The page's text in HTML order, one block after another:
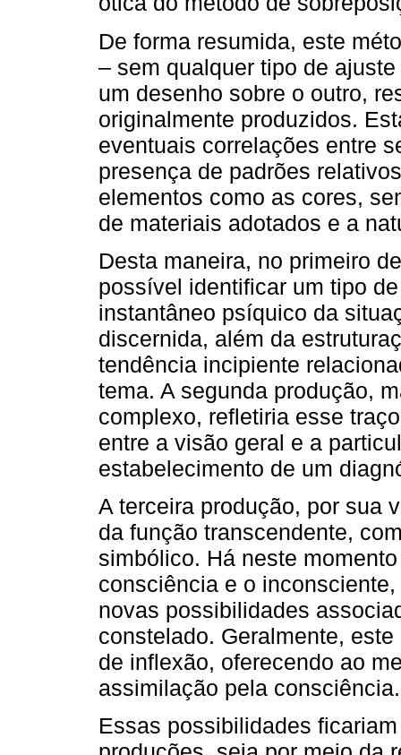
De forma resumida, este
– sem qualquer tipo de
um desenho sobre o outro,
originalmente produzidos.
eventuais correlações entre
presença de padrões
elementos como as cores,
de materiais adotados e a
Desta maneira, no primeiro
possível identificar um tipo
instantâneo psíquico da
discernida, além da
tendência incipiente
tema. A segunda produção,
complexo, refletiria esse
entre a visão geral e a
estabelecimento de um
A terceira produção, por sua
da função transcendente,
simbólico. Há neste
consciência e o
novas possibilidades
constelado. Geralmente,
de inflexão, oferecendo ao
assimilação pela consciência.
Essas possibilidades